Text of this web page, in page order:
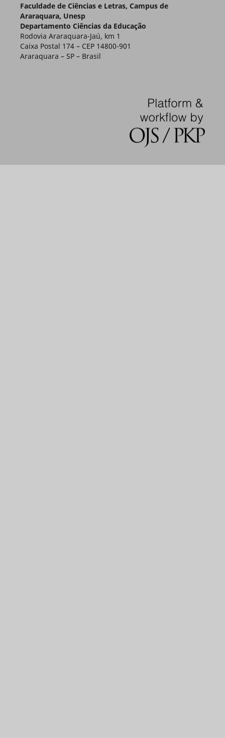
Faculdade de Ciências e Letras, Campus de
Araraquara, Unesp
Departamento Ciências da Educação
Rodovia Araraquara-Jaú, km 1
Caixa Postal 174 – CEP 14800-901
Araraquara – SP – Brasil